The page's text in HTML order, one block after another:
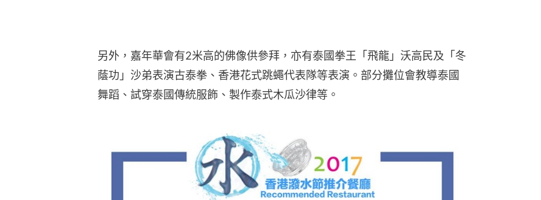
另外，嘉年華會有2米高的佛像供參拜，亦有泰國拳王「飛龍」沃高民及「冬
蔭功」沙弟表演古泰拳、香港花式跳蠅代表隊等表演。部分攤位會教導泰國
舞蹈、試穿泰國傳統服飾、製作泰式木瓜沙律等。